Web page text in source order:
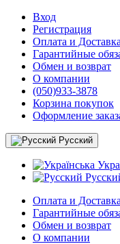
Вход
Регистрация
Оплата и Доставка
Гарантийные
Обмен и возврат
О компании
(050)933-3878
Корзина покупок
Оформление
Русский
Оплата и Доставка
Гарантийные
Обмен и возврат
О компании